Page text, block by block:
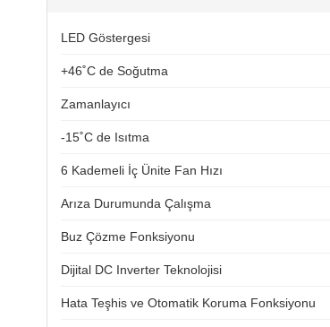
LED Göstergesi
+46˚C de Soğutma
Zamanlayıcı
-15˚C de Isıtma
6 Kademeli İç Ünite Fan Hızı
Arıza Durumunda Çalışma
Buz Çözme Fonksiyonu
Dijital DC Inverter Teknolojisi
Hata Teşhis ve Otomatik Koruma Fonksiyonu